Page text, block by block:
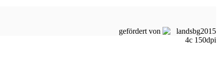
gefördert von